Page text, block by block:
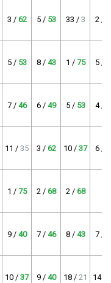
3 / 62 5 / 53 33 / 3 2 /
5 / 53 8 / 43 1 / 75 5 /
7 / 46 6 / 49 5 / 53 4 /
11 / 35 3 / 62 10 / 37 6 /
1 / 75 2 / 68 2 / 68
9 / 40 7 / 46 8 / 43 7 /
10 / 37 9 / 40 18 / 21 14 /